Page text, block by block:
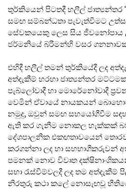
තුර්කියෙන් පිටතදී හලීල් ජාත්‍යන්තර
සමඟ සම්බන්ධතා පැවැත්වීමට
සේවකයෙකු ලෙස සිය ජීවනෝපාය
ජර්මනියේ බ්රීමන්හි වසර
එහිදී හලීල් තමන් තුර්කියේදී ලද
අත්දැකීම් හරහා ජාත්‍යන්තර
පැබ්ලෝවාදී හා මොරේනෝවාදී
වෙමින් ඒවායේ නායකයන්
නමුදු, ඔවුන් සමඟ සහයෝගීවීම
ඇති කර ගැනීම නොකල හැක්කක්
දේශපාලනික එකඟතාවයෙන්
කරගන්නා ලද හා සහභාගීකරුවන්
පමනක් නොව විවෘත
සභා රැස්වීම්වලදී ලද තම
නිරතුරු කථා කලේ නොසැඟවූ